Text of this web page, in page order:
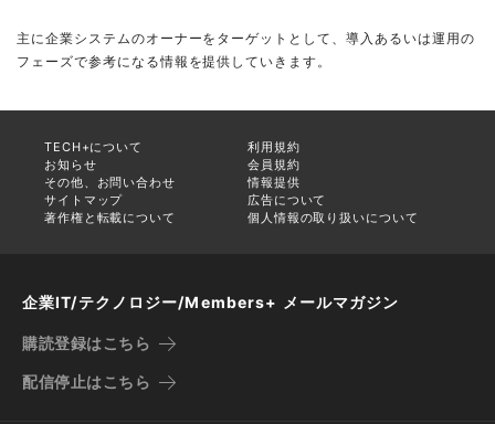
主に企業システムのオーナーをターゲットとして、導入あるいは運用の
フェーズで参考になる情報を提供していきます。
TECH+について
利用規約
お知らせ
会員規約
その他、お問い合わせ
情報提供
サイトマップ
広告について
著作権と転載について
個人情報の取り扱いについて
企業IT/テクノロジー/Members+ メールマガジン
購読登録はこちら
配信停止はこちら